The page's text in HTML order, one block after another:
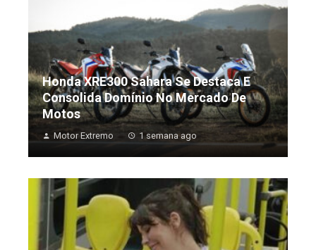
Honda XRE300 Sahara Se Destaca E
Consolida Domínio No Mercado De
Motos
Motor Extremo 1 semana ago